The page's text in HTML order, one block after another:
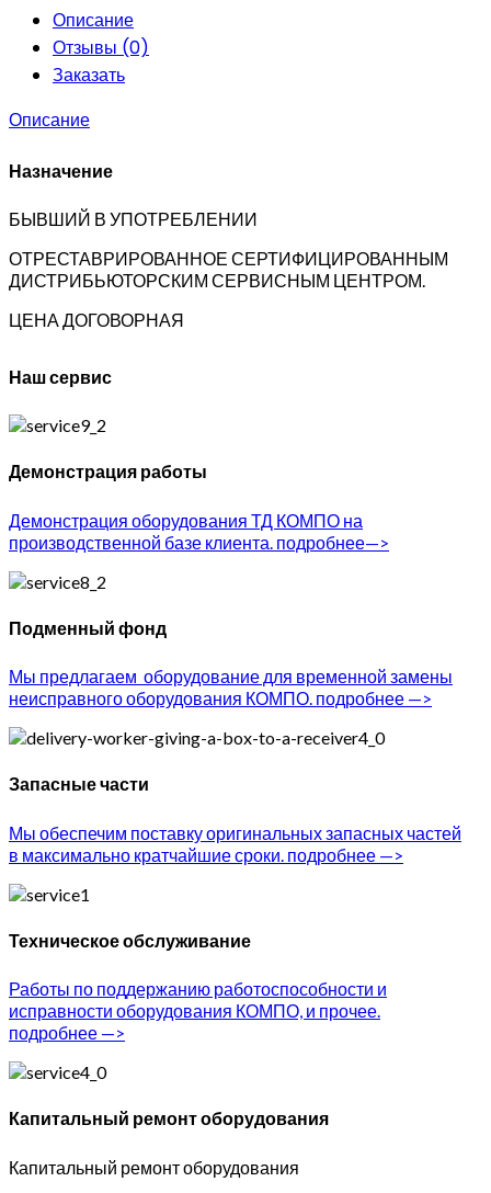
Описание
Отзывы (0)
Заказать
Описание
Назначение
БЫВШИЙ В УПОТРЕБЛЕНИИ
ОТРЕСТАВРИРОВАННОЕ СЕРТИФИЦИРОВАННЫМ
ДИСТРИБЬЮТОРСКИМ СЕРВИСНЫМ ЦЕНТРОМ.
ЦЕНА ДОГОВОРНАЯ
Наш сервис
Демонстрация работы
Демонстрация оборудования ТД КОМПО на
производственной базе клиента. подробнее—>
Подменный фонд
Мы предлагаем оборудование для временной замены
неисправного оборудования КОМПО. подробнее —>
Запасные части
Мы обеспечим поставку оригинальных запасных частей
в максимально кратчайшие сроки. подробнее —>
Техническое обслуживание
Работы по поддержанию работоспособности и
исправности оборудования КОМПО, и прочее.
подробнее —>
Капитальный ремонт оборудования
Капитальный ремонт оборудования